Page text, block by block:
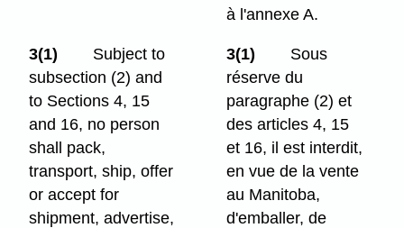
à l'annexe A.
3(1)
Subject to
subsection (2) and
to Sections 4, 15
and 16, no person
shall pack,
transport, ship, offer
or accept for
shipment, advertise,
3(1)
Sous
réserve du
paragraphe (2) et
des articles 4, 15
et 16, il est interdit,
en vue de la vente
au Manitoba,
d'emballer, de